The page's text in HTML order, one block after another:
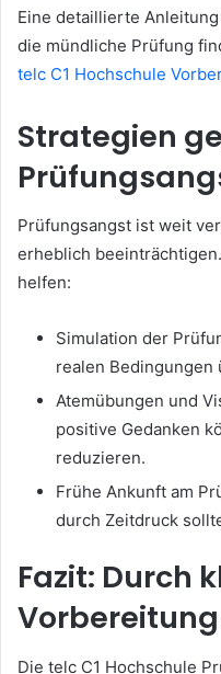
Eine detaillierte
die mündliche Prüfung
telc C1 Hochschule
Strategien
Prüfungsangst ist weit
erheblich
helfen:
Simulation der
realen Bedingungen
Atemübungen und
positive Gedanken
reduzieren.
Frühe Ankunft am
durch Zeitdruck
Fazit: Durch
Die telc C1 Hochschule